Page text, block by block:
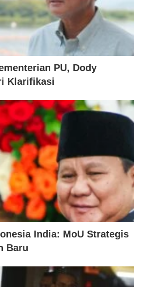
PU, Dody
Klarifikasi
India: MoU Strategis
Baru